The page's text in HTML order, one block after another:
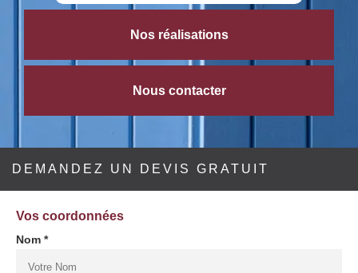
Nos réalisations
Nous contacter
DEMANDEZ UN DEVIS GRATUIT
Vos coordonnées
Nom *